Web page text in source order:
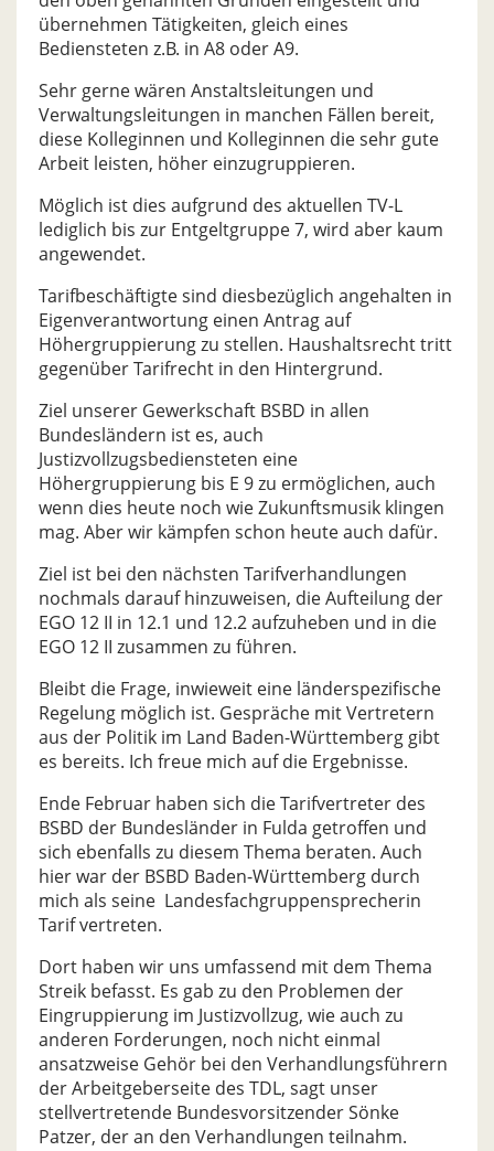
übernehmen Tätigkeiten, gleich eines
Bediensteten z.B. in A8 oder A9.
Sehr gerne wären Anstaltsleitungen und
Verwaltungsleitungen in manchen Fällen bereit,
diese Kolleginnen und Kolleginnen die sehr gute
Arbeit leisten, höher einzugruppieren.
Möglich ist dies aufgrund des aktuellen TV-L
lediglich bis zur Entgeltgruppe 7, wird aber kaum
angewendet.
Tarifbeschäftigte sind diesbezüglich angehalten in
Eigenverantwortung einen Antrag auf
Höhergruppierung zu stellen. Haushaltsrecht tritt
gegenüber Tarifrecht in den Hintergrund.
Ziel unserer Gewerkschaft BSBD in allen
Bundesländern ist es, auch
Justizvollzugsbediensteten eine
Höhergruppierung bis E 9 zu ermöglichen, auch
wenn dies heute noch wie Zukunftsmusik klingen
mag. Aber wir kämpfen schon heute auch dafür.
Ziel ist bei den nächsten Tarifverhandlungen
nochmals darauf hinzuweisen, die Aufteilung der
EGO 12 II in 12.1 und 12.2 aufzuheben und in die
EGO 12 II zusammen zu führen.
Bleibt die Frage, inwieweit eine länderspezifische
Regelung möglich ist. Gespräche mit Vertretern
aus der Politik im Land Baden-Württemberg gibt
es bereits. Ich freue mich auf die Ergebnisse.
Ende Februar haben sich die Tarifvertreter des
BSBD der Bundesländer in Fulda getroffen und
sich ebenfalls zu diesem Thema beraten. Auch
hier war der BSBD Baden-Württemberg durch
mich als seine Landesfachgruppensprecherin
Tarif vertreten.
Dort haben wir uns umfassend mit dem Thema
Streik befasst. Es gab zu den Problemen der
Eingruppierung im Justizvollzug, wie auch zu
anderen Forderungen, noch nicht einmal
ansatzweise Gehör bei den Verhandlungsführern
der Arbeitgeberseite des TDL, sagt unser
stellvertretende Bundesvorsitzender Sönke
Patzer, der an den Verhandlungen teilnahm.